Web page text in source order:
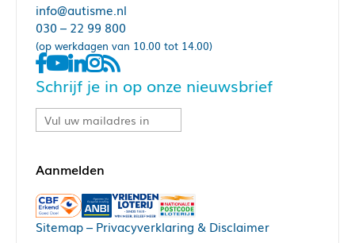
info@autisme.nl
030 – 22 99 800
(op werkdagen van 10.00 tot 14.00)
Schrijf je in op onze nieuwsbrief
Sitemap– Privacyverklaring & Disclaimer